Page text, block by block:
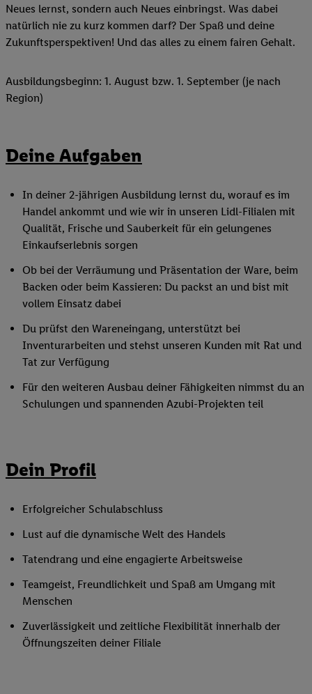
Neues lernst, sondern auch Neues einbringst. Was dabei
natürlich nie zu kurz kommen darf? Der Spaß und deine
Zukunftsperspektiven! Und das alles zu einem fairen Gehalt.
Ausbildungsbeginn: 1. August bzw. 1. September (je nach
Region)
Deine Aufgaben
In deiner 2-jährigen Ausbildung lernst du, worauf es im
Handel ankommt und wie wir in unseren Lidl-Filialen mit
Qualität, Frische und Sauberkeit für ein gelungenes
Einkaufserlebnis sorgen
Ob bei der Verräumung und Präsentation der Ware, beim
Backen oder beim Kassieren: Du packst an und bist mit
vollem Einsatz dabei
Du prüfst den Wareneingang, unterstützt bei
Inventurarbeiten und stehst unseren Kunden mit Rat und
Tat zur Verfügung
Für den weiteren Ausbau deiner Fähigkeiten nimmst du an
Schulungen und spannenden Azubi-Projekten teil
Dein Profil
Erfolgreicher Schulabschluss
Lust auf die dynamische Welt des Handels
Tatendrang und eine engagierte Arbeitsweise
Teamgeist, Freundlichkeit und Spaß am Umgang mit
Menschen
Zuverlässigkeit und zeitliche Flexibilität innerhalb der
Öffnungszeiten deiner Filiale